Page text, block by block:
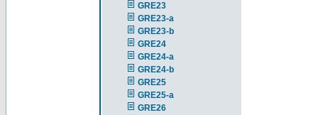
GRE23
GRE23-a
GRE23-b
GRE24
GRE24-a
GRE24-b
GRE25
GRE25-a
GRE26